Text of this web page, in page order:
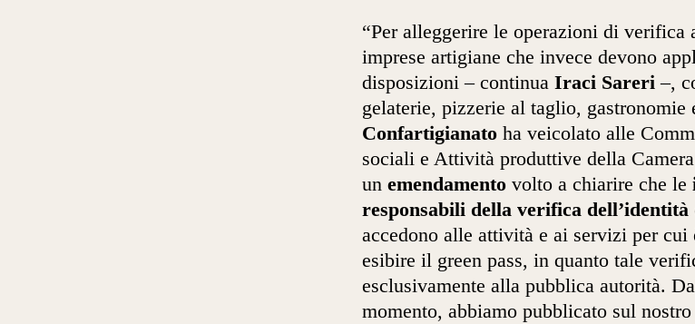
“Per alleggerire le operazioni di verifica
imprese artigiane che invece devono
disposizioni – continua Iraci Sareri–,
gelaterie, pizzerie al taglio, gastronomie
Confartigianato ha veicolato alle
sociali e Attività produttive della Camera
un emendamento volto a chiarire che le
responsabili della verifica dell’identità
accedono alle attività e ai servizi per cui
esibire il green pass, in quanto tale
esclusivamente alla pubblica autorità.
momento, abbiamo pubblicato sul